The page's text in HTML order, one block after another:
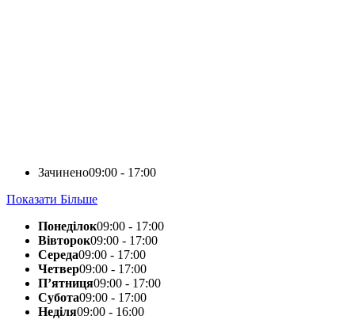
Зачинено09:00 - 17:00
Показати Більше
Понеділок09:00 - 17:00
Вівторок09:00 - 17:00
Середа09:00 - 17:00
Четвер09:00 - 17:00
П’ятниця09:00 - 17:00
Субота09:00 - 17:00
Неділя09:00 - 16:00